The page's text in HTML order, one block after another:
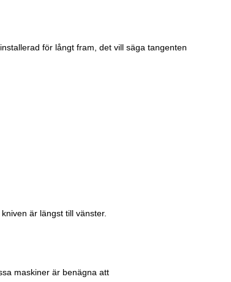
för långt fram, det vill säga tangenten
är längst till vänster.
maskiner är benägna att